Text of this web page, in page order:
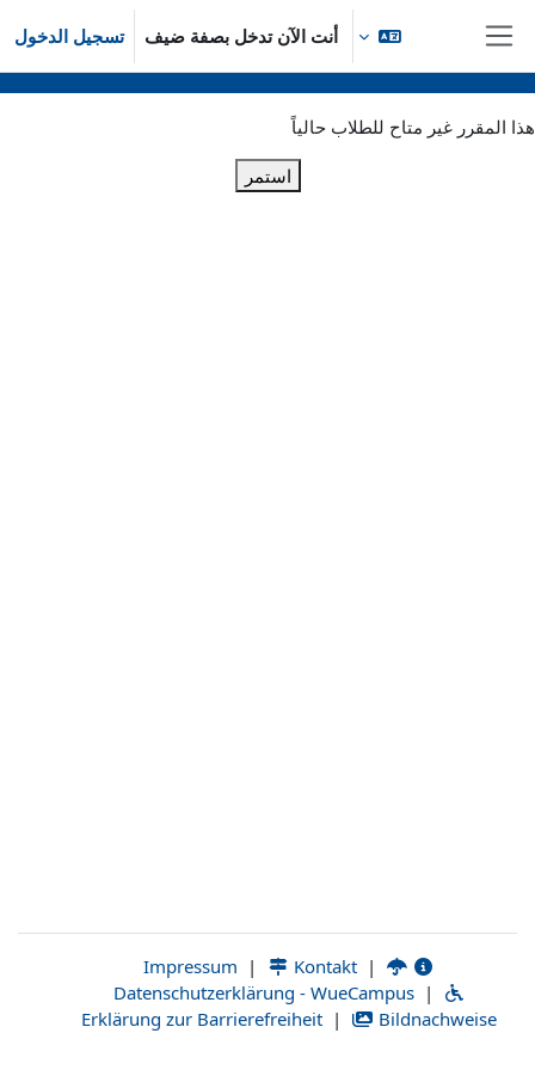
تخطى إلى المحتوى الرئيسي
أنت الآن تدخل بصفة ضيف تسجيل الدخول
هذا المقرر غير متاح للطلاب حالياً
استمر
| Kontakt |
Datenschutzerklärung - WueCampus |
Erklärung zur Barrierefreiheit | Bildnachweise